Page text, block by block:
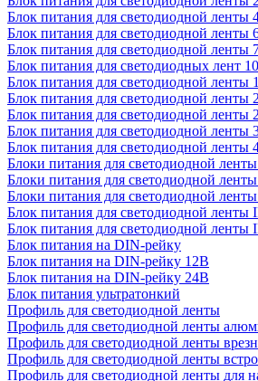
Блок питания для светодиодной ленты
Блок питания для светодиодной ленты
Блок питания для светодиодной ленты
Блок питания для светодиодных лент
Блок питания для светодиодной ленты
Блок питания для светодиодной ленты
Блок питания для светодиодной ленты
Блок питания для светодиодной ленты
Блок питания для светодиодной ленты
Блоки питания для светодиодной
Блоки питания для светодиодной
Блоки питания для светодиодной
Блок питания для светодиодной ленты
Блок питания для светодиодной ленты
Блок питания на DIN-рейку
Блок питания на DIN-рейку 12В
Блок питания на DIN-рейку 24В
Блок питания ультратонкий
Профиль для светодиодной ленты
Профиль для светодиодной ленты
Профиль для светодиодной ленты
Профиль для светодиодной ленты
Профиль для светодиодной ленты для